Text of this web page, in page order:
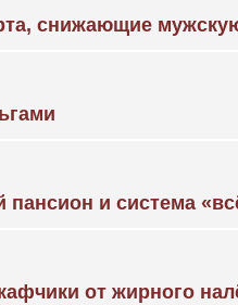
снижающие
и система
от жирного